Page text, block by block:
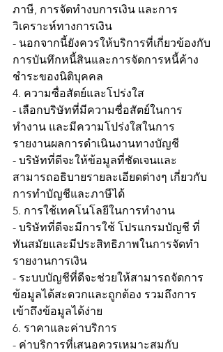
ภาษี, การจัดทำงบการเงิน และการ
วิเคราะห์ทางการเงิน
- นอกจากนี้ยังควรให้บริการที่เกี่ยวข้องกับ
การบันทึกหนี้สินและการจัดการหนี้ค้าง
ชำระของนิติบุคคล
4. ความซื่อสัตย์และโปร่งใส
- เลือกบริษัทที่มีความซื่อสัตย์ในการ
ทำงาน และมีความโปร่งใสในการ
รายงานผลการดำเนินงานทางบัญชี
- บริษัทที่ดีจะให้ข้อมูลที่ชัดเจนและ
สามารถอธิบายรายละเอียดต่างๆ เกี่ยวกับ
การทำบัญชีและภาษีได้
5. การใช้เทคโนโลยีในการทำงาน
- บริษัทที่ดีจะมีการใช้ โปรแกรมบัญชี ที่
ทันสมัยและมีประสิทธิภาพในการจัดทำ
รายงานการเงิน
- ระบบบัญชีที่ดีจะช่วยให้สามารถจัดการ
ข้อมูลได้สะดวกและถูกต้อง รวมถึงการ
เข้าถึงข้อมูลได้ง่าย
6. ราคาและค่าบริการ
- ค่าบริการที่เสนอควรเหมาะสมกับ